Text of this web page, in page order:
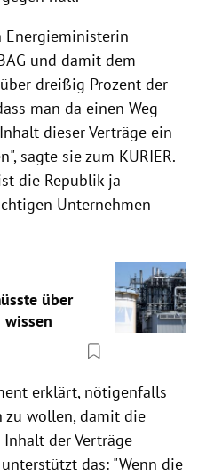
Energieministerin
und damit dem
dreißig Prozent der
man da einen Weg
dieser Verträge ein
sagte sie zum KURIER.
die Republik ja
Unternehmen
über
wissen
erklärt, nötigenfalls
zu wollen, damit die
der Verträge
das: "Wenn die